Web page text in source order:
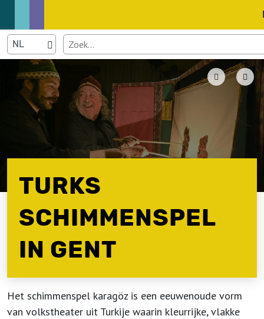
TURKS
SCHIMMENSPEL
IN GENT
Het schimmenspel karagöz is een eeuwenoude vorm
van volkstheater uit Turkije waarin kleurrijke, vlakke